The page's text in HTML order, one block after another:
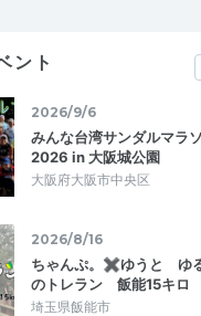
ント
2026/9/6
みんな台湾サンダルマラ
2026 in 大阪城公園
大阪府大阪市中央区
2026/8/16
ちゃんぷ。✖ゆうと ゆ
のトレラン 飯能15キロ
埼玉県飯能市